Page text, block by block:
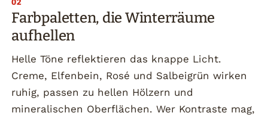
Farbpaletten, die Winterräume
aufhellen
Helle Töne reflektieren das knappe Licht.
Creme, Elfenbein, Rosé und Salbeigrün wirken
ruhig, passen zu hellen Hölzern und
mineralischen Oberflächen. Wer Kontraste mag,